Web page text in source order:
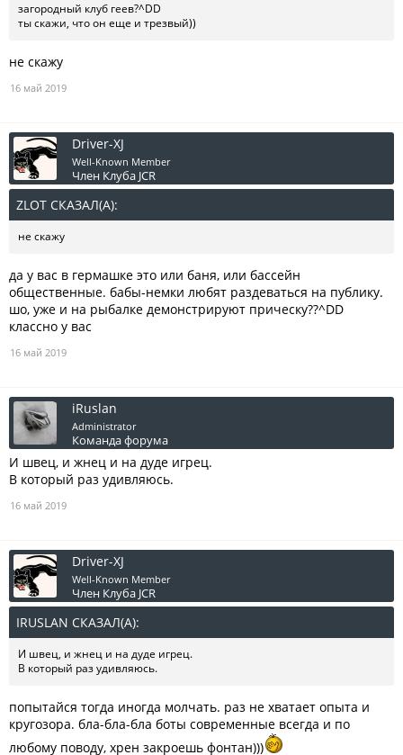
загородный клуб геев?^DD
ты скажи, что он еще и трезвый))
не скажу
16 май 2019
Driver-XJ
Well-Known Member
Член Клуба JCR
ZLOT СКАЗАЛ(А):
не скажу
да у вас в гермашке это или баня, или бассейн
общественные. бабы-немки любят раздеваться на публику.
шо, уже и на рыбалке демонстрируют прическу??^DD
классно у вас
16 май 2019
iRuslan
Administrator
Команда форума
И швец, и жнец и на дуде игрец.
В который раз удивляюсь.
16 май 2019
Driver-XJ
Well-Known Member
Член Клуба JCR
IRUSLAN СКАЗАЛ(А):
И швец, и жнец и на дуде игрец.
В который раз удивляюсь.
попытайся тогда иногда молчать. раз не хватает опыта и
кругозора. бла-бла-бла боты современные всегда и по
любому поводу, хрен закроешь фонтан)))